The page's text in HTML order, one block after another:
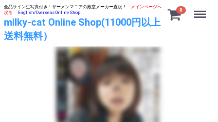
全品サイン生写真付き！ザーメンマニアの殿堂メーカー直販！ メインページへ
戻る
English/Overseas Online Shop
milky-cat Online Shop(11000円以上
送料無料）
0 Menu